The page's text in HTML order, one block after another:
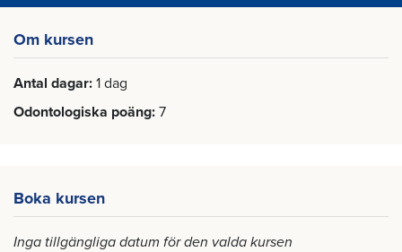
Om kursen
Antal dagar 1 dag
Odontologiska poäng 7
Boka kursen
Inga tillgängliga datum för den valda kursen